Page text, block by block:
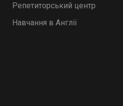
Репетиторський центр
Навчання в Англії